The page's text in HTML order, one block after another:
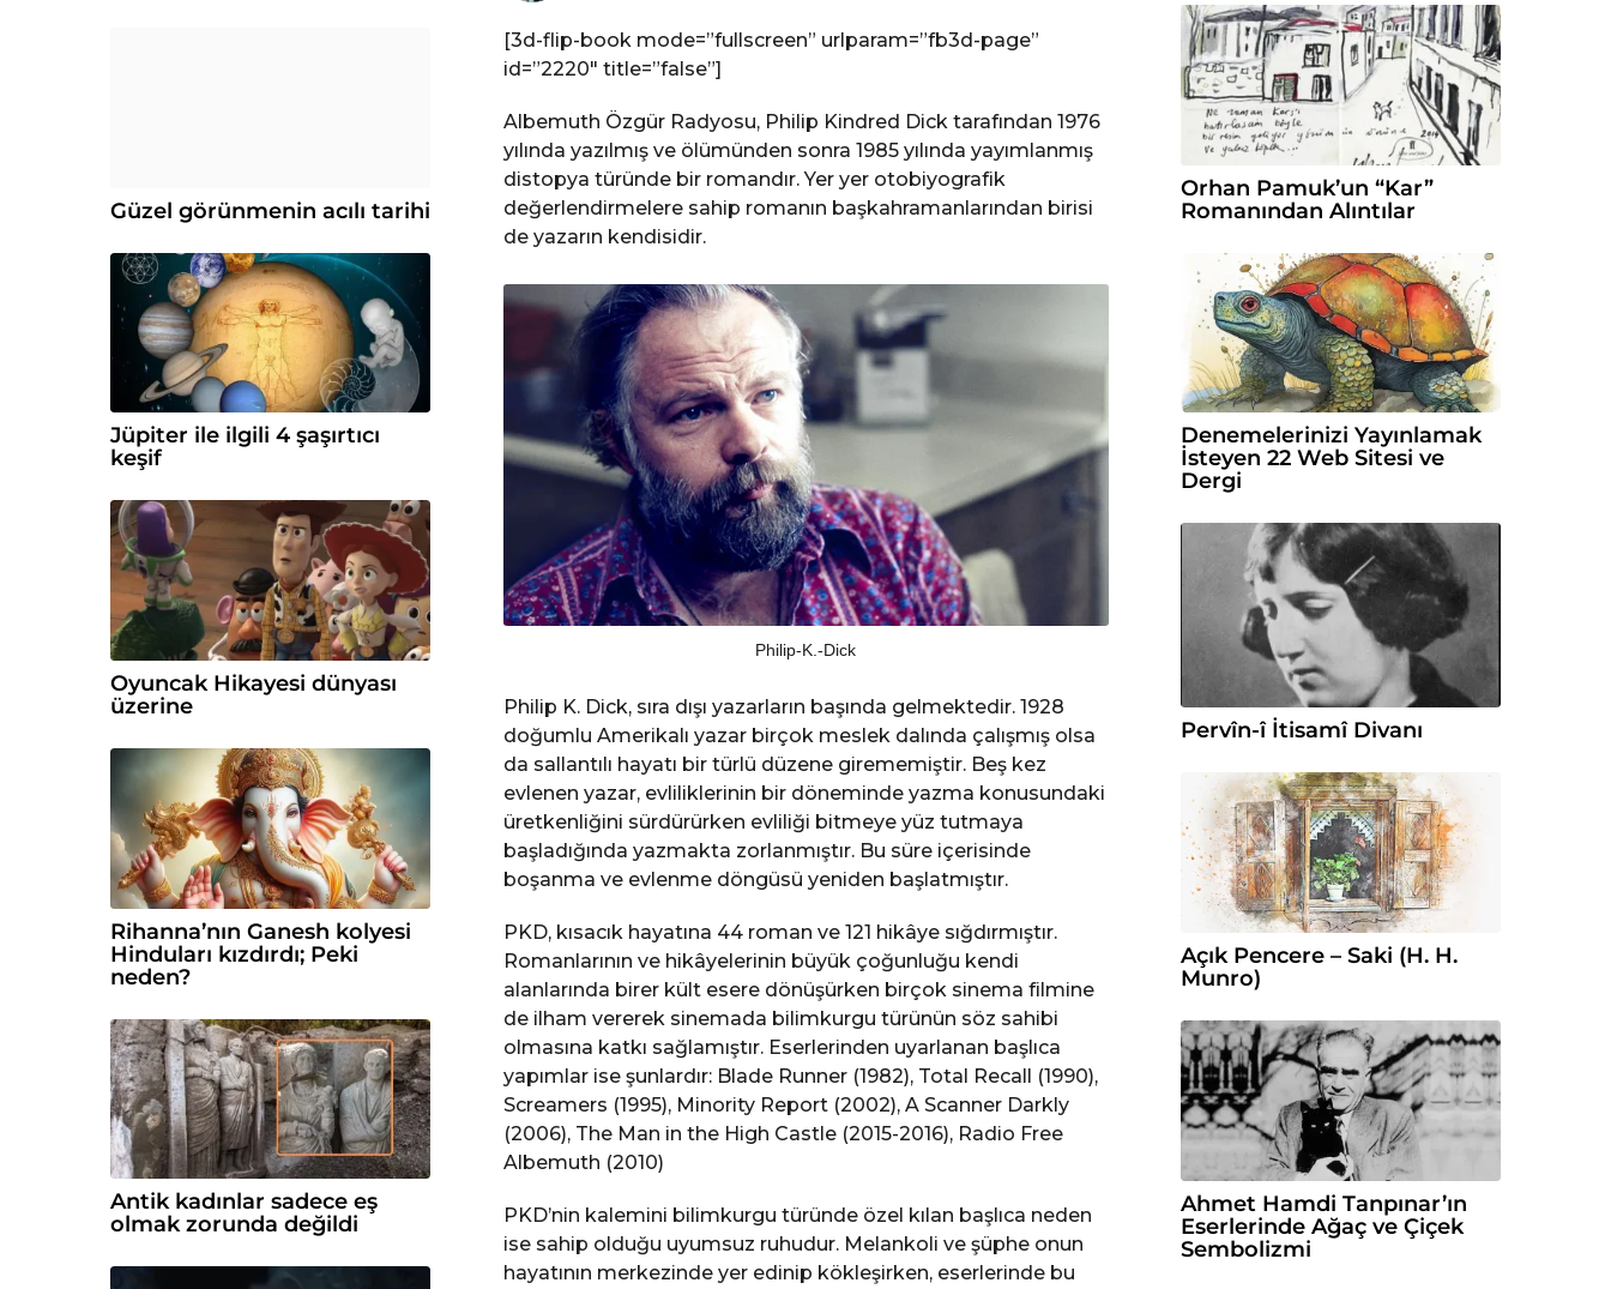
ö
n
e
[3d-flip-book mode=”fullscreen” urlparam=”fb3d-page”
id=”2220″ title=”false”]
Albemuth Özgür Radyosu, Philip Kindred Dick tarafından 1976
yılında yazılmış ve ölümünden sonra 1985 yılında yayımlanmış
distopya türünde bir romandır. Yer yer otobiyografik
değerlendirmelere sahip romanın başkahramanlarından birisi
de yazarın kendisidir.
Philip-K.-Dick
Philip K. Dick, sıra dışı yazarların başında gelmektedir. 1928
doğumlu Amerikalı yazar birçok meslek dalında çalışmış olsa
da sallantılı hayatı bir türlü düzene girememiştir. Beş kez
evlenen yazar, evliliklerinin bir döneminde yazma konusundaki
üretkenliğini sürdürürken evliliği bitmeye yüz tutmaya
başladığında yazmakta zorlanmıştır. Bu süre içerisinde
boşanma ve evlenme döngüsü yeniden başlatmıştır.
PKD, kısacık hayatına 44 roman ve 121 hikâye sığdırmıştır.
Romanlarının ve hikâyelerinin büyük çoğunluğu kendi
alanlarında birer kült esere dönüşürken birçok sinema filmine
de ilham vererek sinemada bilimkurgu türünün söz sahibi
olmasına katkı sağlamıştır. Eserlerinden uyarlanan başlıca
yapımlar ise şunlardır: Blade Runner (1982), Total Recall (1990),
Screamers (1995), Minority Report (2002), A Scanner Darkly
(2006), The Man in the High Castle (2015-2016), Radio Free
Albemuth (2010)
PKD’nin kalemini bilimkurgu türünde özel kılan başlıca neden
ise sahip olduğu uyumsuz ruhudur. Melankoli ve şüphe onun
hayatının merkezinde yer edinip kökleşirken, eserlerinde bu
Güzel görünmenin acılı tarihi
Jüpiter ile ilgili 4 şaşırtıcı
keşif
Oyuncak Hikayesi dünyası
üzerine
Rihanna’nın Ganesh kolyesi
Hinduları kızdırdı; Peki
neden?
Antik kadınlar sadece eş
olmak zorunda değildi
Orhan Pamuk’un “Kar”
Romanından Alıntılar
Denemelerinizi Yayınlamak
İsteyen 22 Web Sitesi ve
Dergi
Pervîn-î İtisamî Divanı
Açık Pencere – Saki (H. H.
Munro)
Ahmet Hamdi Tanpınar’ın
Eserlerinde Ağaç ve Çiçek
Sembolizmi